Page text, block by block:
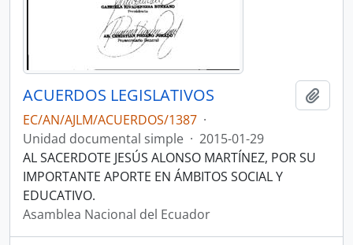
ACUERDOS LEGISLATIVOS
EC/AN/AJLM/ACUERDOS/1387 ·
Unidad documental simple · 2015-01-29
AL SACERDOTE JESÚS ALONSO MARTÍNEZ, POR SU
IMPORTANTE APORTE EN ÁMBITOS SOCIAL Y
EDUCATIVO.
Asamblea Nacional del Ecuador